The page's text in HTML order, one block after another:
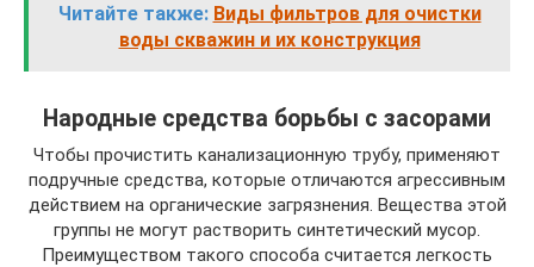
Читайте также: Виды фильтров для очистки
воды скважин и их конструкция
Народные средства борьбы с засорами
Чтобы прочистить канализационную трубу, применяют
подручные средства, которые отличаются агрессивным
действием на органические загрязнения. Вещества этой
группы не могут растворить синтетический мусор.
Преимуществом такого способа считается легкость